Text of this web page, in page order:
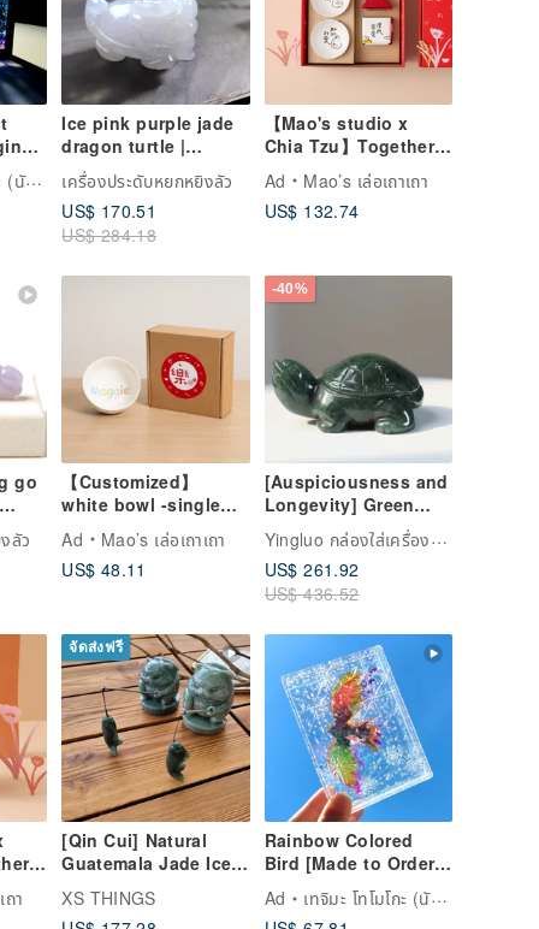
กไกโด)
Ice pink purple jade
dragon turtle |
Natural Burmese jade
jade A goods | Gifts
เครื่องประดับหยกหยิงลัว
US$ 170.51
US$ 284.18
【Mao's studio x
Chia Tzu】Together
at Home Double Bowl
Little House Gift Box
Set
Ad
Mao’s เล่อเถาเถา
US$ 132.74
go
ลัว
【Customized】
white bowl -single
(small)
Ad
Mao’s เล่อเถาเถา
US$ 48.11
-40%
[Auspiciousness and
Longevity] Green
Jade Turtle
Ornaments | Natural
Burmese Jade A-
grade | Gifts
Yingluo กล่องใส่เครื่องประดับ
US$ 261.92
US$ 436.52
ถา
จัดส่งฟรี
[Qin Cui] Natural
Guatemala Jade Ice
Green Seiko Fishing
Cat Desk Healing
XS THINGS
Rainbow Colored
Bird [Made to Order]
Transparent,
Beautiful, Cute
Ad
เทจิมะ โทโมโกะ (นักวาดภาพสีรุ้งจากฮอกไกโด)